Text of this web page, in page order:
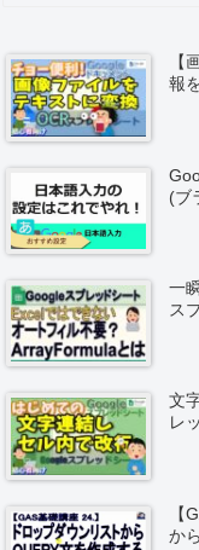
【
報
(ブ
一
ス
文
レ
【
か